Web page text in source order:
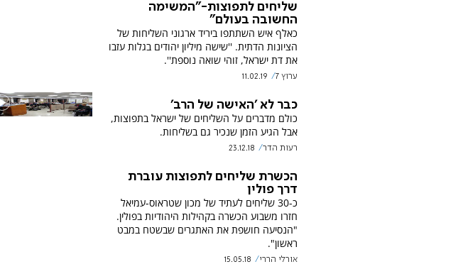
שליחים לתפוצות-"המשימה
החשובה בעולם"
כאלף איש השתתפו ביריד ארגוני השליחות של
הציונות הדתית. ''שישה מיליון יהודים בגלות עזבו
את דת ישראל, זוהי שואה נוספת''.
ערוץ 7 11.02.19
כבר לא 'האישה של הרב'
כולם מדברים על השליחים של ישראל בתפוצות,
אבל הגיע הזמן שנכיר גם בשליחות.
רעות הדר 23.12.18
הכשרת שליחים לתפוצות עוברת
דרך פולין
כ-30 שליחים לעתיד של מכון שטראוס-עמיאל
חזרו משבוע הכשרה בקהילות היהודיות בפולין.
"הנסיעה חושפת את האתגרים שבשטח במבט
ראשון".
אורלי הררי 15.05.18